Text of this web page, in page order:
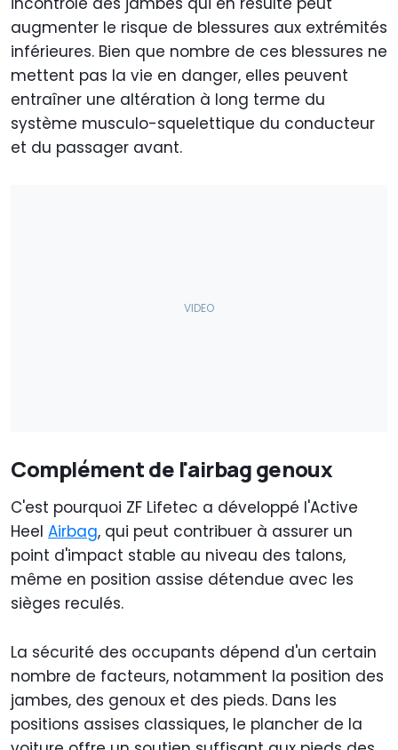
augmenter le risque de blessures aux extrémités
inférieures. Bien que nombre de ces blessures ne
mettent pas la vie en danger, elles peuvent
entraîner une altération à long terme du
système musculo-squelettique du conducteur
et du passager avant.
Complément de l'airbag genoux
C'est pourquoi ZF Lifetec a développé l'Active
Heel Airbag, qui peut contribuer à assurer un
point d'impact stable au niveau des talons,
même en position assise détendue avec les
sièges reculés.
La sécurité des occupants dépend d'un certain
nombre de facteurs, notamment la position des
jambes, des genoux et des pieds. Dans les
positions assises classiques, le plancher de la